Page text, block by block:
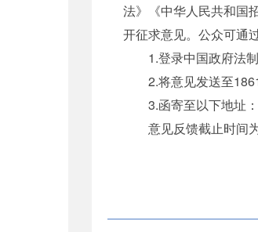
法》《中华人民共和国
开征求意见。公众可通
1.登录中国政府法制
2.将意见发送至
3.函寄至以下地址：
意见反馈截止时间为